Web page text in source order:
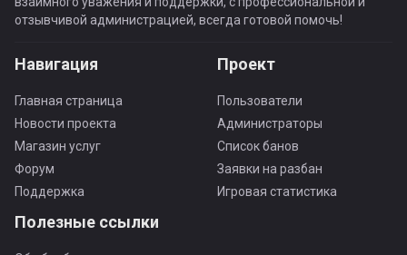
отзывчивой администрацией, всегда готовой помочь!
Навигация
Главная страница
Новости проекта
Магазин услуг
Форум
Поддержка
Проект
Пользователи
Администраторы
Список банов
Заявки на разбан
Игровая статистика
Полезные ссылки